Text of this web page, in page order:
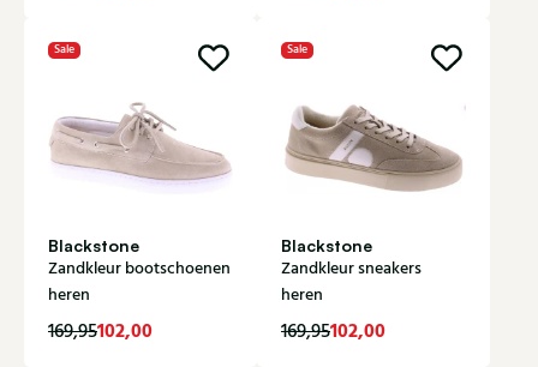
Sale
Blackstone
Zandkleur bootschoenen
heren
169,95102,00
Sale
Blackstone
Zandkleur sneakers
heren
169,95102,00